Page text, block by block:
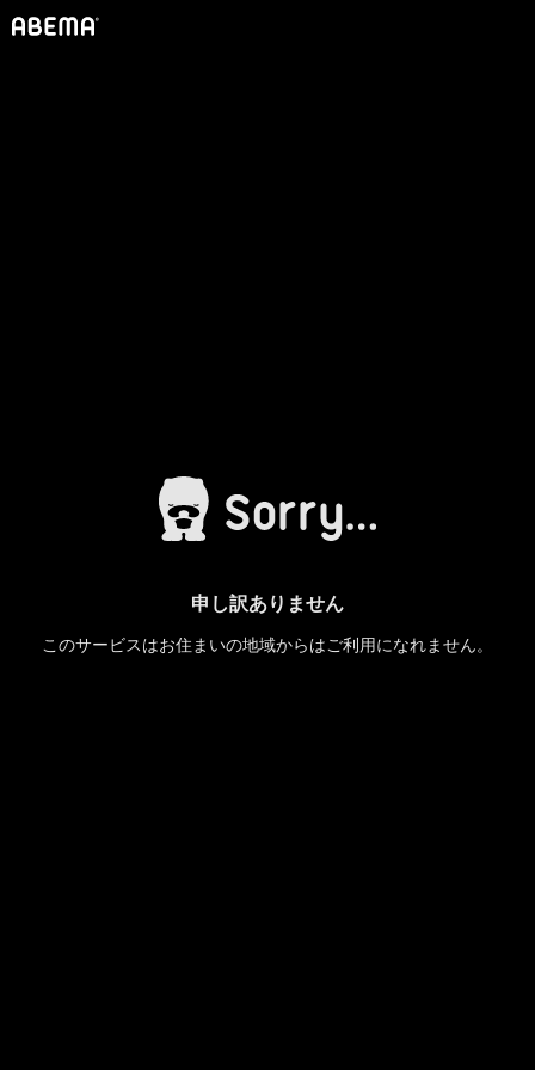
申し訳ありません
このサービスはお住まいの地域からはご利用になれません。